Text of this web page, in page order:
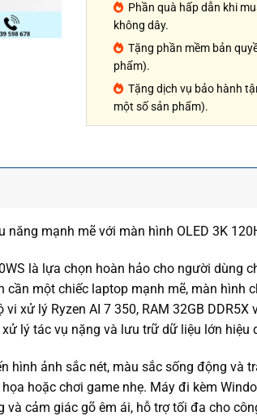
Phần quà hấp dẫn khi
không dây.
Tặng phần mềm bản
phẩm).
Tặng dịch vụ bảo hành
một số sản phẩm).
năng mạnh mẽ với màn hình OLED 3K
là lựa chọn hoàn hảo cho người dùng
cần một chiếc laptop mạnh mẽ, màn hình
xử lý Ryzen AI 7 350, RAM 32GB DDR5X
lý tác vụ nặng và lưu trữ dữ liệu lớn hiệu
hình ảnh sắc nét, màu sắc sống động và
hoặc chơi game nhẹ. Máy đi kèm
và cảm giác gõ êm ái, hỗ trợ tối đa cho